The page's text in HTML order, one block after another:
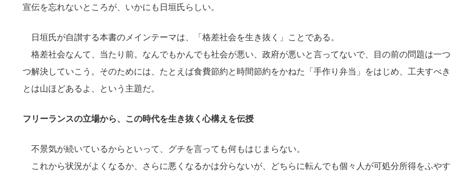
宣伝を忘れないところが、いかにも日垣氏らしい。
日垣氏が自讃する本書のメインテーマは、「格差社会を生き抜く」ことである。
格差社会なんて、当たり前。なんでもかんでも社会が悪い、政府が悪いと言ってないで、目の前の問題は一
つ解決していこう。そのためには、たとえば食費節約と時間節約をかねた「手作り弁当」をはじめ、工夫すべき
とは山ほどあるよ、という主題だ。
フリーランスの立場から、この時代を生き抜く心構えを伝授
不景気が続いているからといって、グチを言っても何もはじまらない。
これから状況がよくなるか、さらに悪くなるかは分らないが、どちらに転んでも個々人が可処分所得をふやす
の
サ